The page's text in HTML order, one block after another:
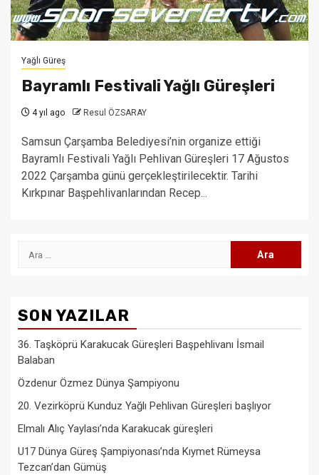
Yağlı Güreş
Bayramlı Festivali Yağlı Güreşleri
4 yıl ago Resul ÖZSARAY
Samsun Çarşamba Belediyesi’nin organize ettiği
Bayramlı Festivali Yağlı Pehlivan Güreşleri 17 Ağustos
2022 Çarşamba günü gerçekleştirilecektir. Tarihi
Kırkpınar Başpehlivanlarından Recep...
Arama:
SON YAZILAR
36. Taşköprü Karakucak Güreşleri Başpehlivanı İsmail
Balaban
Özdenur Özmez Dünya Şampiyonu
20. Vezirköprü Kunduz Yağlı Pehlivan Güreşleri başlıyor
Elmalı Alıç Yaylası’nda Karakucak güreşleri
U17 Dünya Güreş Şampiyonası’nda Kıymet Rümeysa
Tezcan’dan Gümüş